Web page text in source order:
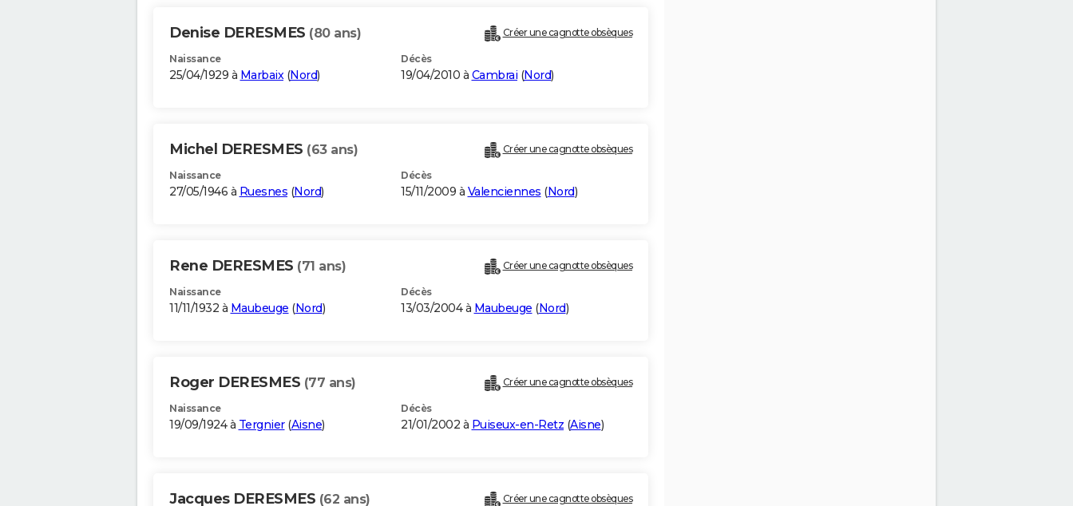
Denise DERESMES (80 ans) Créer une cagnotte obsèques
Naissance
25/04/1929 à Marbaix(Nord)
Décès
19/04/2010 à Cambrai (Nord)
Michel DERESMES (63 ans) Créer une cagnotte obsèques
Naissance
27/05/1946 à Ruesnes (Nord)
Décès
15/11/2009 à Valenciennes (Nord)
Rene DERESMES (71 ans) Créer une cagnotte obsèques
Naissance
11/11/1932 à Maubeuge (Nord)
Décès
13/03/2004 à Maubeuge (Nord)
Roger DERESMES (77 ans) Créer une cagnotte obsèques
Naissance
19/09/1924 à Tergnier(Aisne)
Décès
21/01/2002 à Puiseux-en-Retz (Aisne)
Jacques DERESMES (62 ans) Créer une cagnotte obsèques